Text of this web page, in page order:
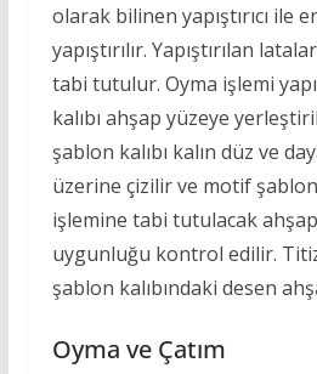
olarak bilinen yapıştırıcı ile
yapıştırılır. Yapıştırılan
tabi tutulur. Oyma işlemi
kalıbı ahşap yüzeye
şablon kalıbı kalın düz ve
üzerine çizilir ve motif
işlemine tabi tutulacak
uygunluğu kontrol edilir.
şablon kalıbındaki desen
Oyma ve Çatım